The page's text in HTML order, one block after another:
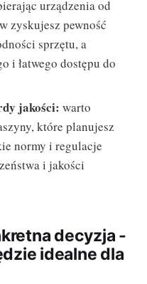
urządzenia od
zyskujesz pewność
sprzętu, a
i łatwego dostępu do
jakości: warto
które planujesz
normy i regulacje
i jakości
decyzja -
idealne dla